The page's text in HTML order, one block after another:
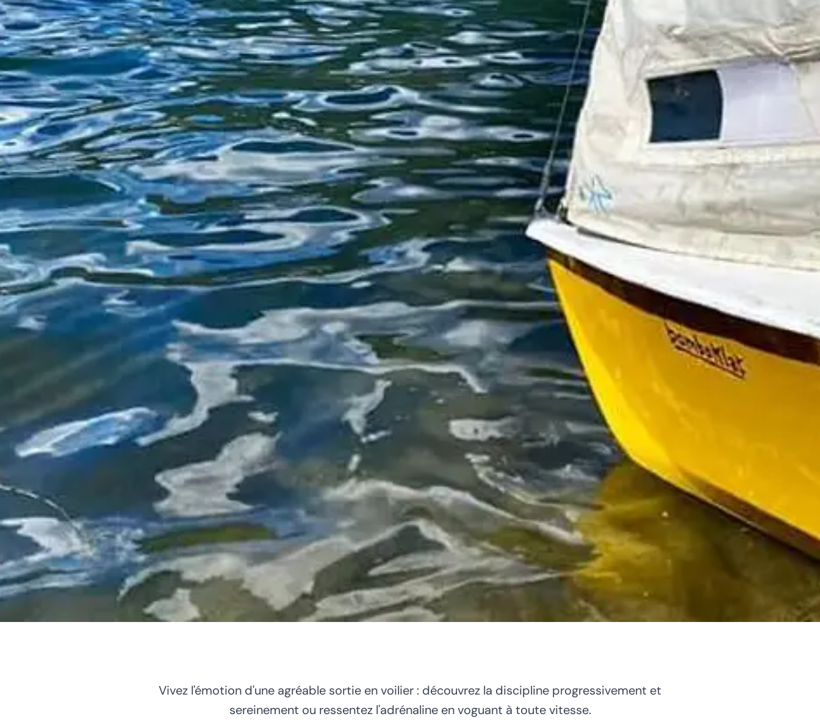
Vivez l'émotion d'une agréable sortie en voilier : découvrez la discipline progressivement et
sereinement ou ressentez l'adrénaline en voguant à toute vitesse.